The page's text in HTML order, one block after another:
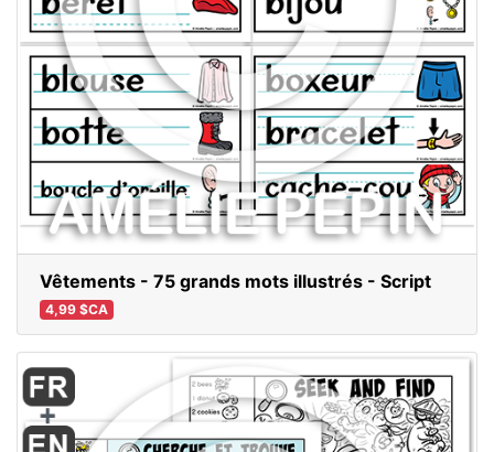
Vêtements - 75 grands mots illustrés - Script
4,99 $CA